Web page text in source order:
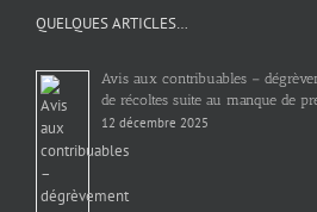
QUELQUES ARTICLES…
Avis aux contribuables –
de récoltes suite au manque de
12 décembre 2025